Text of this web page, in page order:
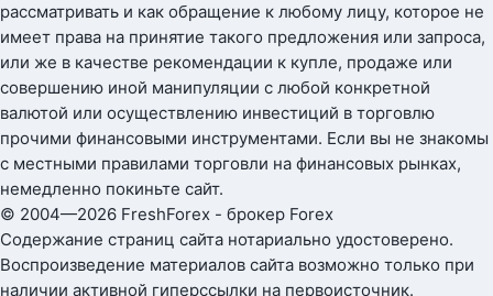
рассматривать и как обращение к любому лицу, которое не
имеет права на принятие такого предложения или запроса,
или же в качестве рекомендации к купле, продаже или
совершению иной манипуляции с любой конкретной
валютой или осуществлению инвестиций в торговлю
прочими финансовыми инструментами. Если вы не знакомы
с местными правилами торговли на финансовых рынках,
немедленно покиньте сайт.
© 2004—2026 FreshForex - брокер Forex
Содержание страниц сайта нотариально удостоверено.
Воспроизведение материалов сайта возможно только при
наличии активной гиперссылки на первоисточник.